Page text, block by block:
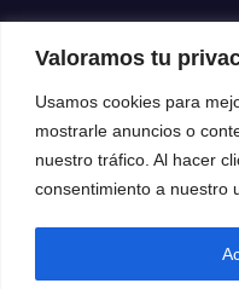
Valoramos tu
Usamos cookies para
mostrarle anuncios o
nuestro tráfico. Al hacer
consentimiento a nuestro